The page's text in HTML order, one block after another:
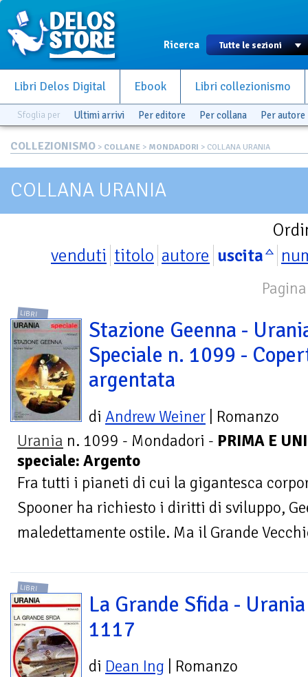
Ricerca
Libri Delos Digital Ebook Libri collezionismo
Sfoglia per Ultimi arrivi Per editore Per collana Per autore
COLLEZIONISMO > COLLANE > MONDADORI > COLLANA URANIA
COLLANA URANIA
venduti titolo autore uscita
LIBRI
Stazione Geenna -
Speciale n. 1099 -
argentata
di Andrew Weiner | Romanzo
Urania n. 1099 - Mondadori - PRIMA E
speciale: Argento
Fra tutti i pianeti di cui la gigantesca
Spooner ha richiesto i diritti di sviluppo,
maledettamente ostile. Ma il Grande
LIBRI
La Grande Sfida -
1117
di Dean Ing | Romanzo